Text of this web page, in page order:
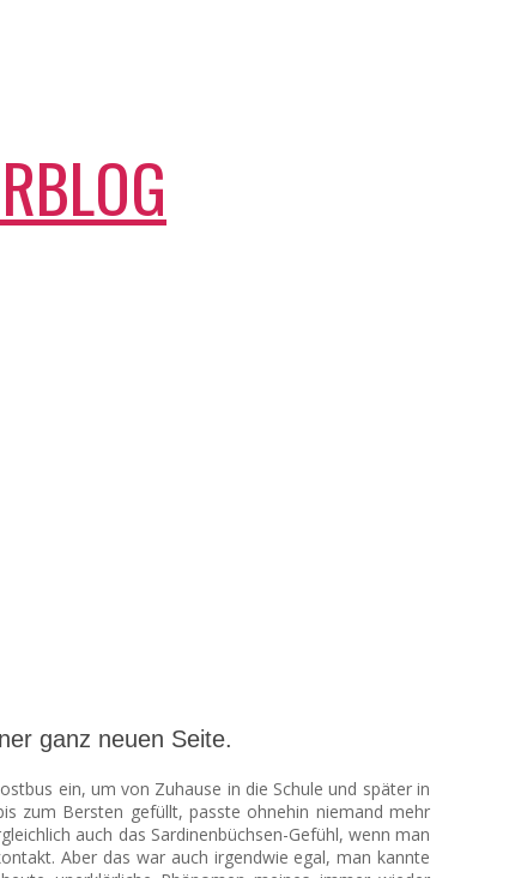
ganz neuen Seite.
ein, um von Zuhause in die Schule und später in
zum Bersten gefüllt, passte ohnehin niemand mehr
auch das Sardinenbüchsen-Gefühl, wenn man
Aber das war auch irgendwie egal, man kannte